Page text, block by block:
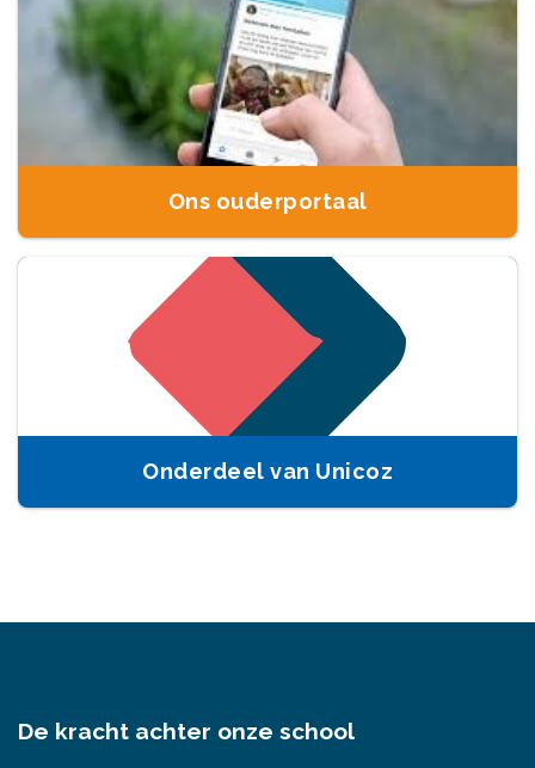
Ons ouderportaal
Onderdeel van Unicoz
De kracht achter onze school